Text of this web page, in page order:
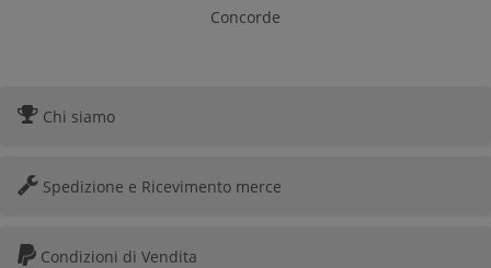
Concorde
Chi siamo
Spedizione e Ricevimento merce
Condizioni di Vendita